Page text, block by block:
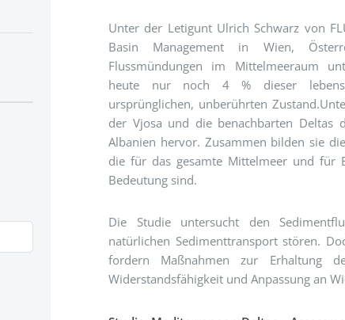
Unter der Letigunt Ulrich Schwarz von
Basin Management in Wien,
Flussmündungen im Mittelmeeraum
heute nur noch 4 % dieser
ursprünglichen, unberührten
der Vjosa und die benachbarten Deltas
Albanien hervor. Zusammen bilden sie
die für das gesamte Mittelmeer und für
Bedeutung sind.
Die Studie untersucht den
natürlichen Sedimenttransport stören.
fordern Maßnahmen zur Erhaltung
Widerstandsfähigkeit und Anpassung an